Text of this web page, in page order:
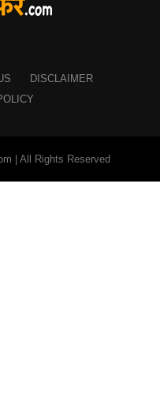
DISCLAIMER
| All Rights Reserved